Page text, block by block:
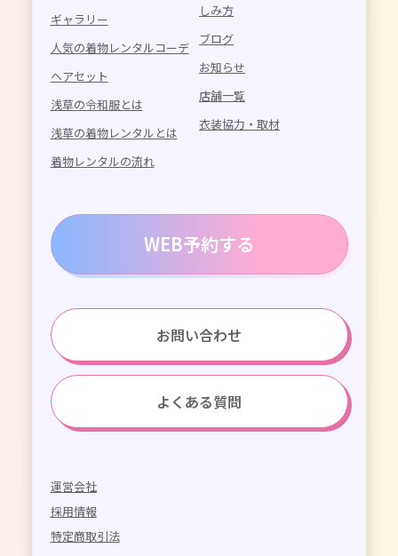
ギャラリー
人気の着物レンタルコーデ
ヘアセット
浅草の令和服とは
浅草の着物レンタルとは
着物レンタルの流れ
しみ方
ブログ
お知らせ
店舗一覧
衣装協力・取材
WEB予約する
お問い合わせ
よくある質問
運営会社
採用情報
特定商取引法